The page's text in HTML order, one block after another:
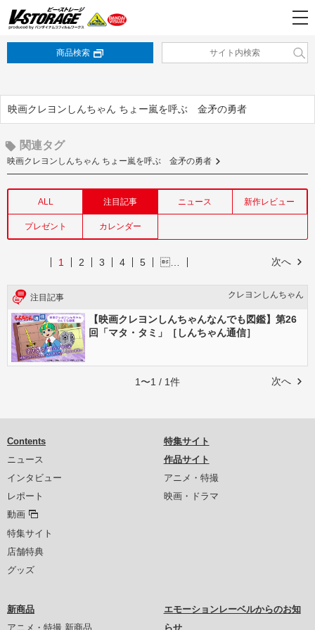
商品検索
映画クレヨンしんちゃん ちょー嵐を呼ぶ 金矛の勇者
関連タグ
映画クレヨンしんちゃん ちょー嵐を呼ぶ 金矛の勇者
ALL 注目記事 ニュース 新作レビュー
プレゼント カレンダー
次へ
1 2 3 4 5 …
注目記事 クレヨンしんちゃん
【映画クレヨンしんちゃんなんでも図鑑】第26
回「マタ・タミ」［しんちゃん通信］
次へ
1〜1 / 1件
Contents
ニュース
インタビュー
レポート
動画
特集サイト
店舗特典
グッズ
特集サイト
作品サイト
アニメ・特撮
映画・ドラマ
新商品
アニメ・特撮 新商品
エモーションレーベルからのお知
らせ